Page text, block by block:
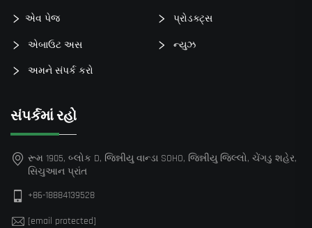
એવ પેજ પ્રોડક્ટ્સ
એબાઉટ અસ ન્યુઝ
અમને સંપર્ક કરો
સંપર્કમાં રહો
રૂમ 1905, બ્લોક D, જિન્નીયુ વાન્ડા SOHO, જિન્નીયુ જિલ્લો, ચેંગડુ શહેર,
સિચુઆન પ્રાંત
+86-18884139528
[email protected]